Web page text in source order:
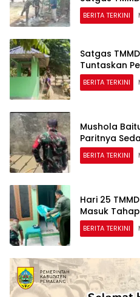
BERITA TERKINI
Satgas
Tuntaskan
BERITA TERKINI
Mushola
Paritnya
BERITA TERKINI
Hari 25
Masuk
BERITA TERKINI